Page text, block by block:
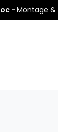
- Montage &